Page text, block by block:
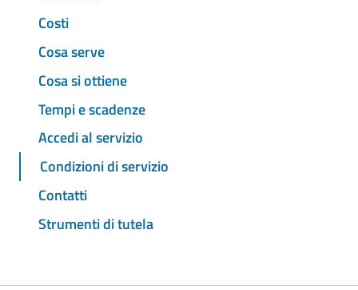
Costi
Cosa serve
Cosa si ottiene
Tempi e scadenze
Accedi al servizio
Condizioni di servizio
Contatti
Strumenti di tutela